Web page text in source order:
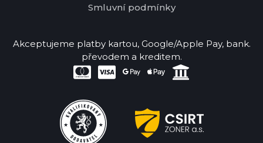
Smluvní podmínky
Akceptujeme platby kartou, Google/Apple Pay, bank.
převodem a kreditem.